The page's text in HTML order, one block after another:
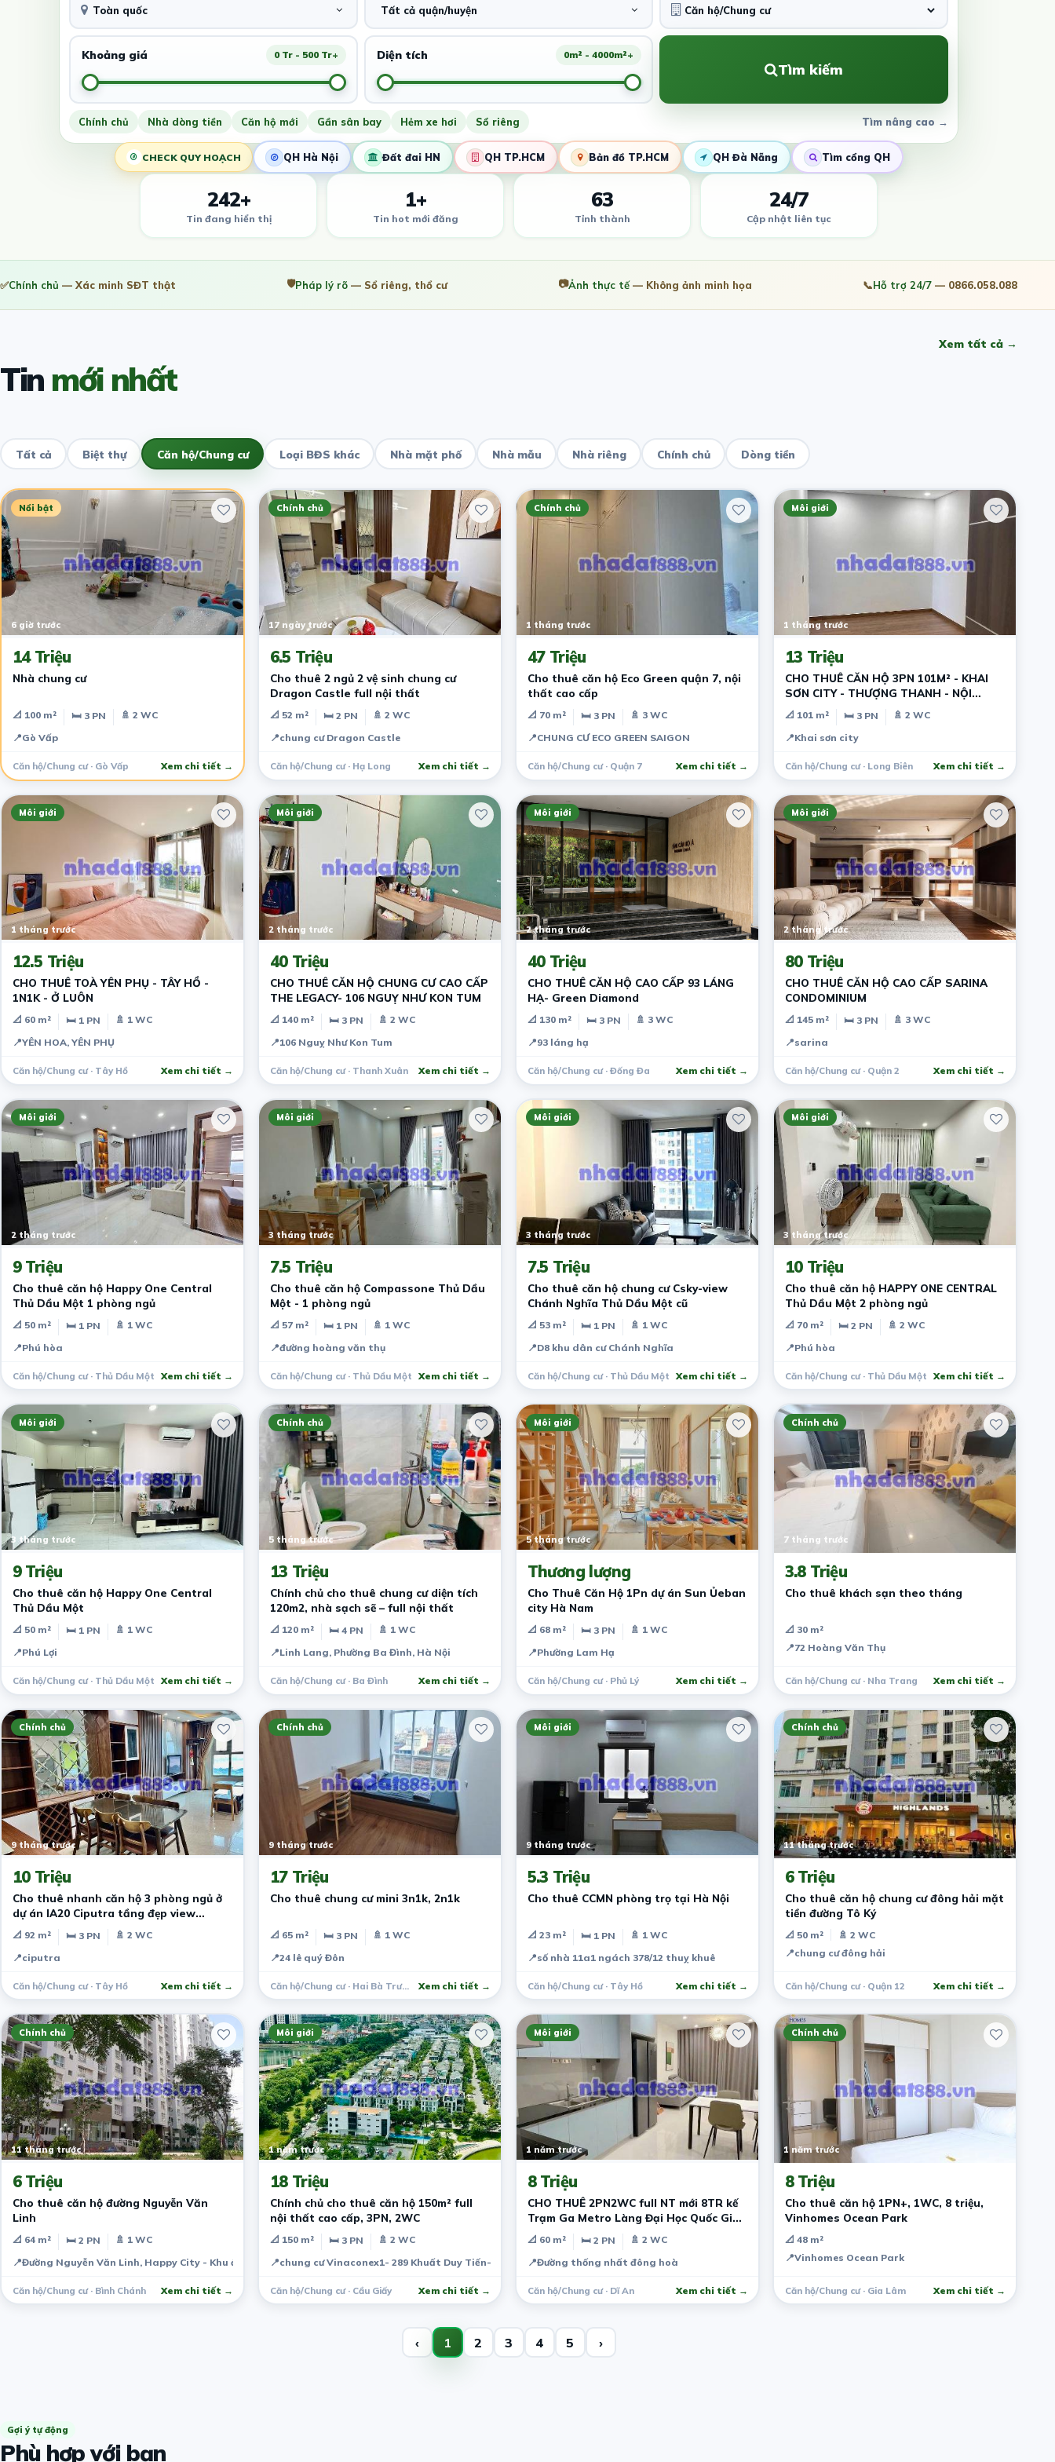
Toàn quốc Tất cả quận/huyện
Khoảng giá 0 Tr - 500 Tr+ Diện tích 0m² - 4000m²+
Tìm kiếm
Chính chủ Nhà dòng tiền Căn hộ mới Gần sân bay Hẻm xe hơi Sổ riêng Tìm nâng cao →
CHECK QUY HOẠCH QH Hà Nội Đất đai HN QH TP.HCM Bản đồ TP.HCM QH Đà Nẵng Tìm cổng QH
242+
Tin đang hiển thị
1+
Tin hot mới đăng
63
Tỉnh thành
24/7
Cập nhật liên tục
✅Chính chủ — Xác minh SĐT thật 🛡️Pháp lý rõ — Sổ riêng, thổ cư 📷Ảnh thực tế— Không ảnh minh họa 📞Hỗ trợ 24/7 — 0866.058.088
Tinmới nhất
Xem tất cả →
Tất cả Biệt thự Căn hộ/Chung cư Loại BĐS khác Nhà mặt phố Nhà mẫu Nhà riêng Chính chủ Dòng tiền
Nổi bật
6 giờ trước
14 Triệu
Nhà chung cư
📐 100 m² 🛏 3 PN
🚿 2 WC
📍Gò Vấp
Căn hộ/Chung cư · Gò Vấp Xem chi tiết →
Chính chủ
17 ngày trước
6.5 Triệu
Cho thuê 2 ngủ 2 vệ sinh chung cư
Dragon Castle full nội thất
📐 52 m² 🛏 2 PN
🚿 2 WC
📍chung cư Dragon Castle
Căn hộ/Chung cư · Hạ Long Xem chi tiết →
Chính chủ
1 tháng trước
47 Triệu
Cho thuê căn hộ Eco Green quận 7, nội
thất cao cấp
📐 70 m² 🛏 3 PN
🚿 3 WC
📍CHUNG CƯ ECO GREEN SAIGON
Căn hộ/Chung cư · Quận 7 Xem chi tiết →
Môi giới
1 tháng trước
13 Triệu
CHO THUÊ CĂN HỘ 3PN 101M² - KHAI
SƠN CITY - THƯỢNG THANH - NỘI
THẤT CƠ BẢN
📐 101 m² 🛏 3 PN
🚿 2 WC
📍Khai sơn city
Căn hộ/Chung cư · Long Biên Xem chi tiết →
Môi giới
1 tháng trước
12.5 Triệu
CHO THUÊ TOÀ YÊN PHỤ - TÂY HỒ -
1N1K - Ở LUÔN
📐 60 m² 🛏 1 PN
🚿 1 WC
📍YÊN HOA, YÊN PHỤ
Căn hộ/Chung cư · Tây Hồ Xem chi tiết →
Môi giới
2 tháng trước
40 Triệu
CHO THUÊ CĂN HỘ CHUNG CƯ CAO CẤP
THE LEGACY- 106 NGUỴ NHƯ KON TUM
📐 140 m² 🛏 3 PN
🚿 2 WC
📍106 Nguỵ Như Kon Tum
Căn hộ/Chung cư · Thanh Xuân Xem chi tiết →
Môi giới
2 tháng trước
40 Triệu
CHO THUÊ CĂN HỘ CAO CẤP 93 LÁNG
HẠ- Green Diamond
📐 130 m² 🛏 3 PN
🚿 3 WC
📍93 láng hạ
Căn hộ/Chung cư · Đống Đa Xem chi tiết →
Môi giới
2 tháng trước
80 Triệu
CHO THUÊ CĂN HỘ CAO CẤP SARINA
CONDOMINIUM
📐 145 m² 🛏 3 PN
🚿 3 WC
📍sarina
Căn hộ/Chung cư · Quận 2 Xem chi tiết →
Môi giới
2 tháng trước
9 Triệu
Cho thuê căn hộ Happy One Central
Thủ Dầu Một 1 phòng ngủ
📐 50 m² 🛏 1 PN
🚿 1 WC
📍Phú hòa
Căn hộ/Chung cư · Thủ Dầu Một Xem chi tiết →
Môi giới
3 tháng trước
7.5 Triệu
Cho thuê căn hộ Compassone Thủ Dầu
Một - 1 phòng ngủ
📐 57 m² 🛏 1 PN
🚿 1 WC
📍đường hoàng văn thụ
Căn hộ/Chung cư · Thủ Dầu Một Xem chi tiết →
Môi giới
3 tháng trước
7.5 Triệu
Cho thuê căn hộ chung cư Csky-view
Chánh Nghĩa Thủ Dầu Một cũ
📐 53 m² 🛏 1 PN
🚿 1 WC
📍D8 khu dân cư Chánh Nghĩa
Căn hộ/Chung cư · Thủ Dầu Một Xem chi tiết →
Môi giới
3 tháng trước
10 Triệu
Cho thuê căn hộ HAPPY ONE CENTRAL
Thủ Dầu Một 2 phòng ngủ
📐 70 m² 🛏 2 PN
🚿 2 WC
📍Phú hòa
Căn hộ/Chung cư · Thủ Dầu Một Xem chi tiết →
Môi giới
3 tháng trước
9 Triệu
Cho thuê căn hộ Happy One Central
Thủ Dầu Một
📐 50 m² 🛏 1 PN
🚿 1 WC
📍Phú Lợi
Căn hộ/Chung cư · Thủ Dầu Một Xem chi tiết →
Chính chủ
5 tháng trước
13 Triệu
Chính chủ cho thuê chung cư diện tích
120m2, nhà sạch sẽ – full nội thất
📐 120 m² 🛏 4 PN
🚿 1 WC
📍Linh Lang, Phường Ba Đình, Hà Nội
Căn hộ/Chung cư · Ba Đình Xem chi tiết →
Môi giới
5 tháng trước
Thương lượng
Cho Thuê Căn Hộ 1Pn dự án Sun Ủeban
city Hà Nam
📐 68 m² 🛏 3 PN
🚿 1 WC
📍Phường Lam Hạ
Căn hộ/Chung cư · Phủ Lý Xem chi tiết →
Chính chủ
7 tháng trước
3.8 Triệu
Cho thuê khách sạn theo tháng
📐 30 m²
📍72 Hoàng Văn Thụ
Căn hộ/Chung cư · Nha Trang Xem chi tiết →
Chính chủ
9 tháng trước
10 Triệu
Cho thuê nhanh căn hộ 3 phòng ngủ ở
dự án IA20 Ciputra tầng đẹp view
thoáng.
📐 92 m² 🛏 3 PN
🚿 2 WC
📍ciputra
Căn hộ/Chung cư · Tây Hồ Xem chi tiết →
Chính chủ
9 tháng trước
17 Triệu
Cho thuê chung cư mini 3n1k, 2n1k
📐 65 m² 🛏 3 PN
🚿 1 WC
📍24 lê quý Đôn
Căn hộ/Chung cư · Hai Bà Trưng Xem chi tiết →
Môi giới
9 tháng trước
5.3 Triệu
Cho thuê CCMN phòng trọ tại Hà Nội
📐 23 m² 🛏 1 PN
🚿 1 WC
📍số nhà 11a1 ngách 378/12 thuỵ khuê
Căn hộ/Chung cư · Tây Hồ Xem chi tiết →
Chính chủ
11 tháng trước
6 Triệu
Cho thuê căn hộ chung cư đông hải mặt
tiền đường Tô Ký
📐 50 m²
🚿 2 WC
📍chung cư đông hải
Căn hộ/Chung cư · Quận 12 Xem chi tiết →
Chính chủ
11 tháng trước
6 Triệu
Cho thuê căn hộ đường Nguyễn Văn
Linh
📐 64 m² 🛏 2 PN
🚿 1 WC
📍Đường Nguyễn Văn Linh, Happy City - Khu đô thị Hạnh Phúc.
Căn hộ/Chung cư · Bình Chánh Xem chi tiết →
Môi giới
1 năm trước
18 Triệu
Chính chủ cho thuê căn hộ 150m² full
nội thất cao cấp, 3PN, 2WC
📐 150 m² 🛏 3 PN
🚿 2 WC
📍chung cư Vinaconex1- 289 Khuất Duy Tiến- Trung Hoà
Căn hộ/Chung cư · Cầu Giấy Xem chi tiết →
Môi giới
1 năm trước
8 Triệu
CHO THUÊ 2PN2WC full NT mới 8TR kế
Trạm Ga Metro Làng Đại Học Quốc Gia
TPHCM
📐 60 m² 🛏 2 PN
🚿 2 WC
📍Đường thống nhất đông hoà
Căn hộ/Chung cư · Dĩ An Xem chi tiết →
Chính chủ
1 năm trước
8 Triệu
Cho thuê căn hộ 1PN+, 1WC, 8 triệu,
Vinhomes Ocean Park
📐 48 m²
📍Vinhomes Ocean Park
Căn hộ/Chung cư · Gia Lâm Xem chi tiết →
‹ 1 2 3 4 5 ›
Gợi ý tự động
Phù hợp với bạn